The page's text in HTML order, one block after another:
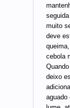
muito
deve
cebola
deixo
aguado